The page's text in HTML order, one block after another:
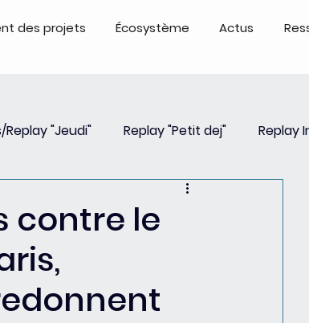
des projets Écosystème Actus
"Jeudi" Replay "Petit dej" Replay
contre le